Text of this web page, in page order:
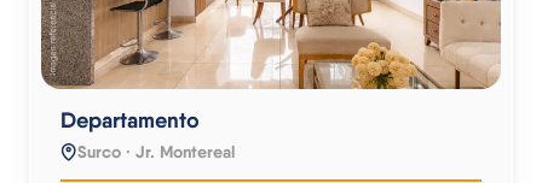
Departamento
Surco · Jr. Montereal